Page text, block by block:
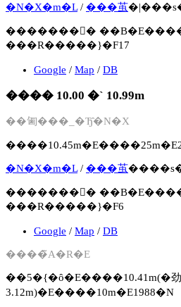
�N�X�m�L/ ���茧
�������񍐏�
���R�����}�F17
Google / Map / DB
���� 10.00 �` 10.99m
��㔪���_�Ђ̑�N�X
�N�X�m�L/ ���茧
�������񍐏�
���R�����}�F6
Google / Map / DB
����̃A�R�E
��5�{�ȏ�E����10.41m(�劲
3.12m)�E����10m�E1988�N